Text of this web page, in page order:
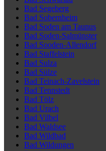
Bad Segeberg
Bad Sobernheim
Bad Soden am Taunus
Bad Soden-Salmünster
Bad Sooden-Allendorf
Bad Staffelstein
Bad Sulza
Bad Sülze
Bad Teinach-Zavelstein
Bad Tennstedt
Bad Tölz
Bad Urach
Bad Vilbel
Bad Waldsee
Bad Wildbad
Bad Wildungen